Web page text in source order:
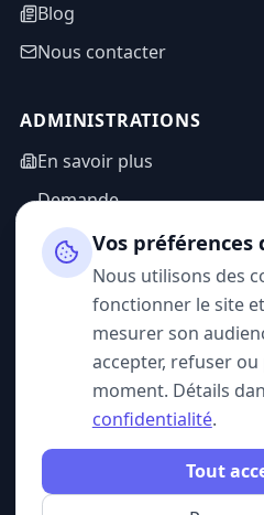
Blog
Nous contacter
ADMINISTRATIONS
En savoir plus
Demande
d'information
Espace admin
SUIVEZ-NOUS
Vos préférences
Nous utilisons des
fonctionner le site
mesurer son
accepter, refuser
moment. Détails
confidentialité.
Tout